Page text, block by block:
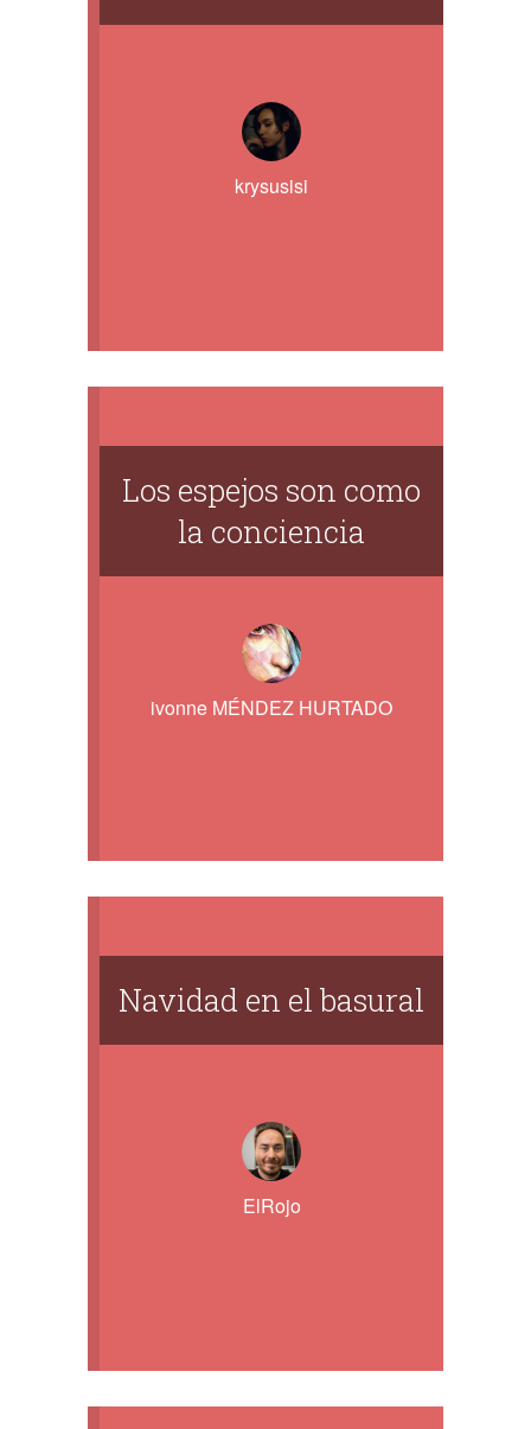
krysusisi
Los espejos son como
la conciencia
ivonne MÉNDEZ HURTADO
Navidad en el basural
ElRojo